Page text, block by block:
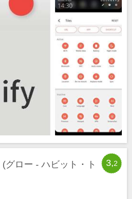
3,2
(グロー - ハビット・ト